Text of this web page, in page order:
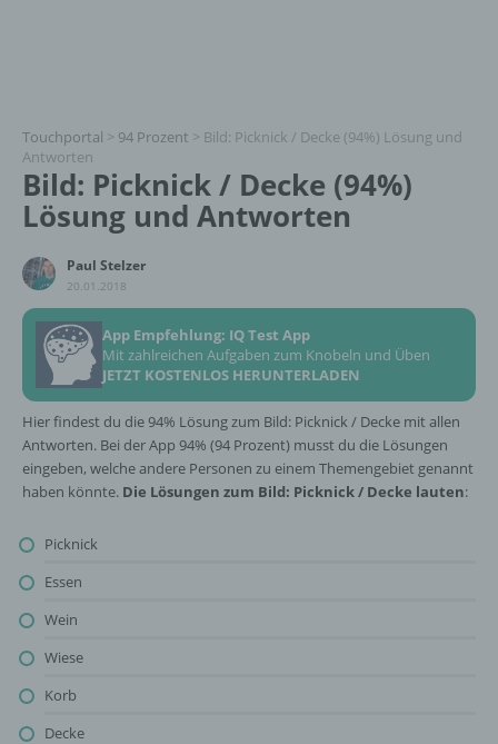
Touchportal > 94 Prozent > Bild: Picknick / Decke (94%) Lösung und
Antworten
Bild: Picknick / Decke (94%)
Lösung und Antworten
Paul Stelzer
20.01.2018
App Empfehlung: IQ Test App
Mit zahlreichen Aufgaben zum Knobeln und Üben
JETZT KOSTENLOS HERUNTERLADEN
Hier findest du die 94% Lösung zum Bild: Picknick / Decke mit allen
Antworten. Bei der App 94% (94 Prozent) musst du die Lösungen
eingeben, welche andere Personen zu einem Themengebiet genannt
haben könnte. Die Lösungen zum Bild: Picknick / Decke lauten:
Picknick
Essen
Wein
Wiese
Korb
Decke